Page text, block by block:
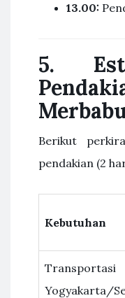
13.00:
5.
Berikut
pendakian (2
Kebutuhan
Yogyakarta/